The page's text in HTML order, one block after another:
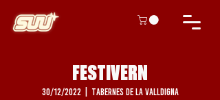
FESTIVERN
30/12/2022
  |
Tabernes de la Valldigna